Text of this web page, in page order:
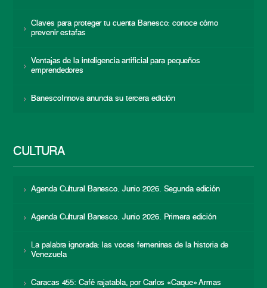
Claves para proteger tu cuenta Banesco: conoce cómo
prevenir estafas
Ventajas de la inteligencia artificial para pequeños
emprendedores
BanescoInnova anuncia su tercera edición
CULTURA
Agenda Cultural Banesco. Junio 2026. Segunda edición
Agenda Cultural Banesco. Junio 2026. Primera edición
La palabra ignorada: las voces femeninas de la historia de
Venezuela
Caracas 455: Café rajatabla, por Carlos «Caque» Armas